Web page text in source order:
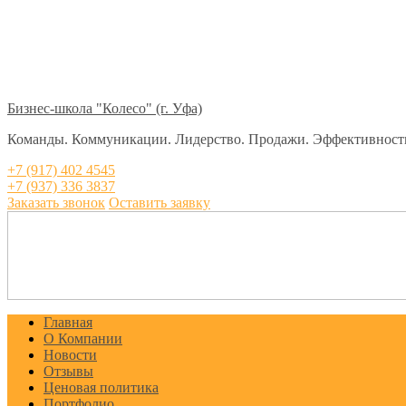
Бизнес-школа "Колесо" (г. Уфа)
Команды. Коммуникации. Лидерство. Продажи.
+7 (917) 402 4545
+7 (937) 336 3837
Заказать звонок Оставить заявку
Главная
О Компании
Новости
Отзывы
Ценовая политика